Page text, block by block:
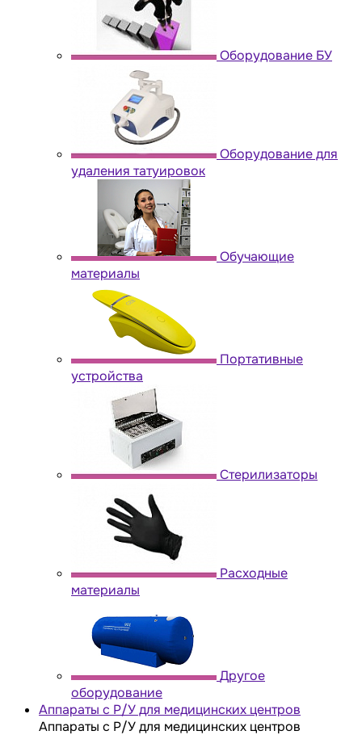
Оборудование БУ
Оборудование для
удаления татуировок
Обучающие
материалы
Портативные
устройства
Стерилизаторы
Расходные
материалы
Другое
оборудование
Аппараты с Р/У для медицинских центров
Аппараты с Р/У для медицинских центров